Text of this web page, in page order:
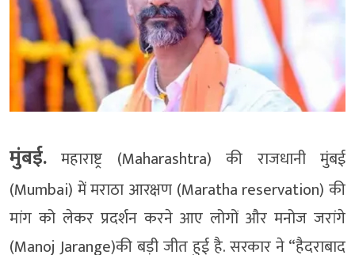
मुंबई. महाराष्ट्र (Maharashtra) की राजधानी मुंबई
(Mumbai) में मराठा आरक्षण (Maratha reservation) की
मांग को लेकर प्रदर्शन करने आए लोगों और मनोज जरांगे
(Manoj Jarange)की बड़ी जीत हुई है. सरकार ने “हैदराबाद